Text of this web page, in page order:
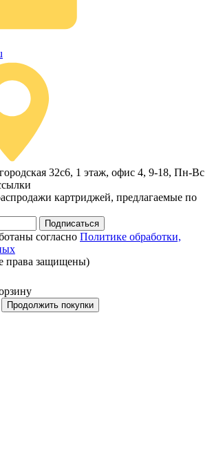
32с6, 1 этаж, офис 4, 9-18, Пн-Вс
картриджей, предлагаемые по
Подписаться
согласно Политике обработки,
права защищены)
Продолжить покупки